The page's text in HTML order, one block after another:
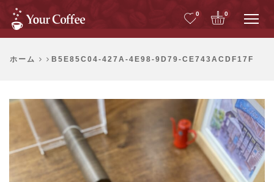
0 0
ホーム B5E85C04-427A-4E98-9D79-CE743ACDF17F